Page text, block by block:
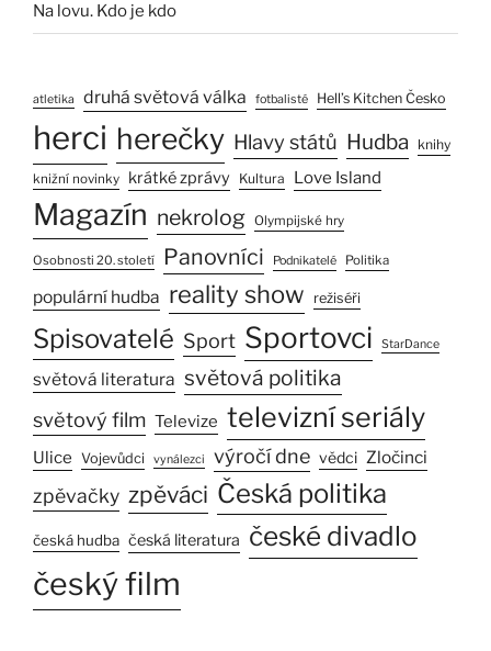
Na lovu. Kdo je kdo
atletika druhá světová válka fotbalisté Hell’s Kitchen Česko
herci herečky Hlavy států Hudba knihy
knižní novinky krátké zprávy Kultura Love Island
Magazín nekrolog Olympijské hry
Osobnosti 20. století Panovníci Podnikatelé Politika
populární hudba reality show režiséři
Spisovatelé Sport Sportovci StarDance
světová literatura světová politika
světový film Televize televizní seriály
Ulice Vojevůdci vynálezci výročí dne vědci Zločinci
zpěvačky zpěváci Česká politika
česká hudba česká literatura české divadlo
český film